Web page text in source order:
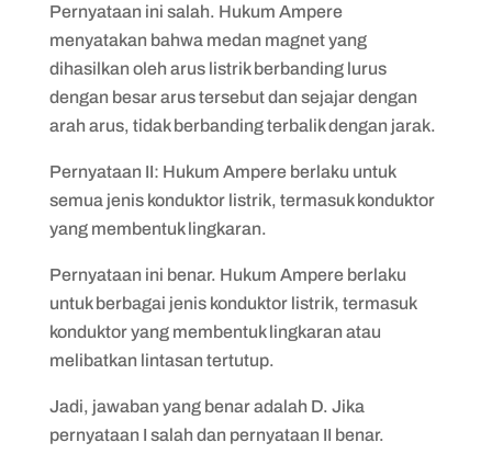
Pernyataan ini salah. Hukum Ampere
menyatakan bahwa medan magnet yang
dihasilkan oleh arus listrik berbanding lurus
dengan besar arus tersebut dan sejajar dengan
arah arus, tidak berbanding terbalik dengan jarak.
Pernyataan II: Hukum Ampere berlaku untuk
semua jenis konduktor listrik, termasuk konduktor
yang membentuk lingkaran.
Pernyataan ini benar. Hukum Ampere berlaku
untuk berbagai jenis konduktor listrik, termasuk
konduktor yang membentuk lingkaran atau
melibatkan lintasan tertutup.
Jadi, jawaban yang benar adalah D. Jika
pernyataan I salah dan pernyataan II benar.